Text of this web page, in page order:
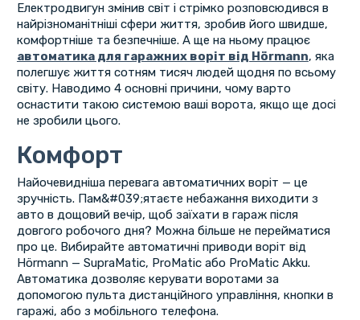
Електродвигун змінив світ і стрімко розповсюдився в
найрізноманітніші сфери життя, зробив його швидше,
комфортніше та безпечніше. А ще на ньому працює
автоматика для гаражних воріт від Hörmann, яка
полегшує життя сотням тисяч людей щодня по всьому
світу. Наводимо 4 основні причини, чому варто
оснастити такою системою ваші ворота, якщо ще досі
не зробили цього.
Комфорт
Найочевидніша перевага автоматичних воріт — це
зручність. Пам&#039;ятаєте небажання виходити з
авто в дощовий вечір, щоб заїхати в гараж після
довгого робочого дня? Можна більше не перейматися
про це. Вибирайте автоматичні приводи воріт від
Hörmann — SupraMatic, ProMatic або ProMatic Akku.
Автоматика дозволяє керувати воротами за
допомогою пульта дистанційного управління, кнопки в
гаражі, або з мобільного телефона.